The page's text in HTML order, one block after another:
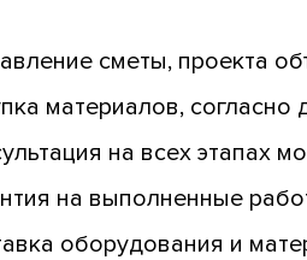
сметы, проекта
материалов, согласно
на всех этапах
на выполненные
оборудования и